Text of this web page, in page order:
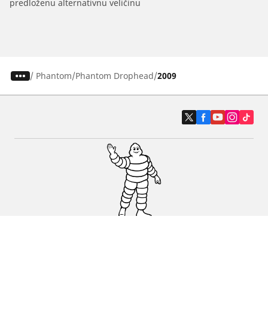
predloženu alternativnu veličinu
/ Phantom Phantom Drophead 2009